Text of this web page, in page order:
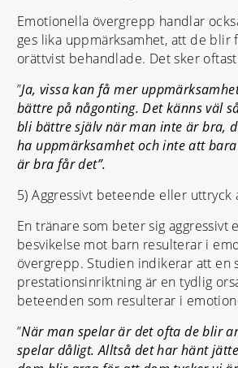
Emotionella övergrepp handlar
ges lika uppmärksamhet, att de blir
orättvist behandlade. Det sker
”Ja, vissa kan få mer
bättre på någonting. Det känns väl
bli bättre själv när man inte är bra,
ha uppmärksamhet och inte att
är bra får det”.
5) Aggressivt beteende eller uttryck
En tränare som beter sig aggressivt
besvikelse mot barn resulterar i
övergrepp. Studien indikerar att en
prestationsinriktning är en tydlig
beteenden som resulterar i
”När man spelar är det ofta de blir
spelar dåligt. Alltså det har hänt